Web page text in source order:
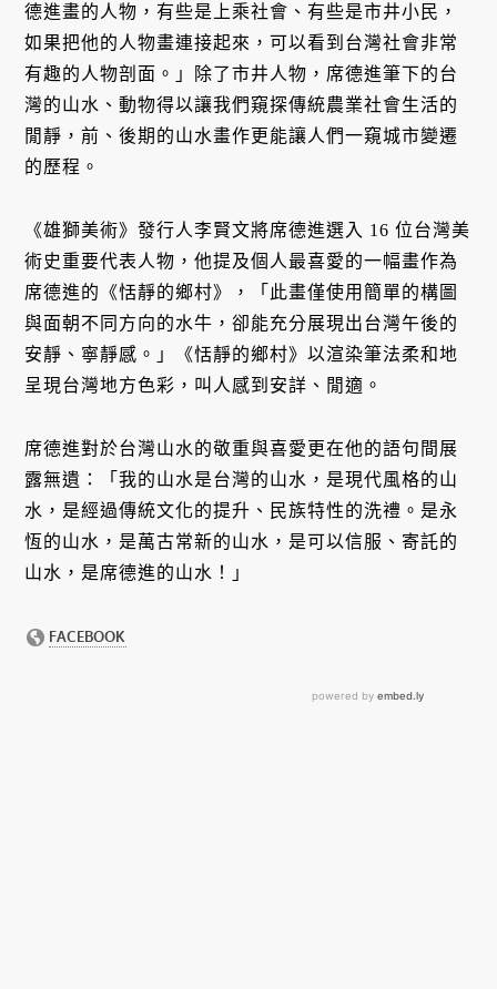
德進畫的人物，有些是上乘社會、有些是市井小民，
如果把他的人物畫連接起來，可以看到台灣社會非常
有趣的人物剖面。」除了市井人物，席德進筆下的台
灣的山水、動物得以讓我們窺探傳統農業社會生活的
閒靜，前、後期的山水畫作更能讓人們一窺城市變遷
的歷程。
《雄獅美術》發行人李賢文將席德進選入 16 位台灣美
術史重要代表人物，他提及個人最喜愛的一幅畫作為
席德進的《恬靜的鄉村》，「此畫僅使用簡單的構圖
與面朝不同方向的水牛，卻能充分展現出台灣午後的
安靜、寧靜感。」《恬靜的鄉村》以渲染筆法柔和地
呈現台灣地方色彩，叫人感到安詳、閒適。
席德進對於台灣山水的敬重與喜愛更在他的語句間展
露無遺：「我的山水是台灣的山水，是現代風格的山
水，是經過傳統文化的提升、民族特性的洗禮。是永
恆的山水，是萬古常新的山水，是可以信服、寄託的
山水，是席德進的山水！」